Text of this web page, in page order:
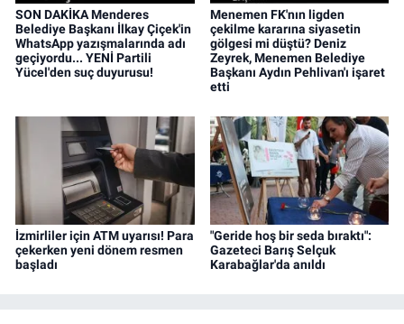
SON DAKİKA Menderes
Belediye Başkanı İlkay Çiçek'in
WhatsApp yazışmalarında adı
geçiyordu... YENİ Partili
Yücel'den suç duyurusu!
Menemen FK'nın ligden
çekilme kararına siyasetin
gölgesi mi düştü? Deniz
Zeyrek, Menemen Belediye
Başkanı Aydın Pehlivan'ı işaret
etti
İzmirliler için ATM uyarısı! Para
çekerken yeni dönem resmen
başladı
"Geride hoş bir seda bıraktı":
Gazeteci Barış Selçuk
Karabağlar'da anıldı